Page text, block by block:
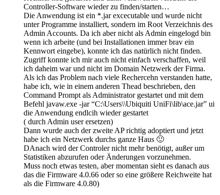
Controller-Software wieder zu finden/starten…
Die Anwendung ist ein *.jar excecutable und wurde nicht
unter Programme installiert, sondern im Root Verzeichnis des
Admin Accounts. Da ich aber nicht als Admin eingelogd bin
wenn ich arbeite (und bei Installationen immer brav ein
Kennwort eingebe), konnte ich das natürlich nicht finden.
Zugriff konnte ich mir auch nicht einfach verschaffen, weil
ich daheim war und nicht im Domain Netzwerk der Firma.
Als ich das Problem nach viele Rechercehn verstanden hatte,
habe ich, wie in einem anderen Thead beschrieben, den
Command Prompt als Administrator gestartet und mit dem
Befehl javaw.exe -jar “C:\Users\\Ubiquiti UniFi\lib\ace.jar” ui
die Anwendung endlcih wieder gestartet
( durch Admin user ersetzen)
Dann wurde auch der zweite AP richtig adoptiert und jetzt
habe ich ein Netzwerk durchs ganze Haus 🙂
DAnach wird der Controler nicht mehr benötigt, außer um
Statistiken abzurufen oder Änderungen vorzunehmen.
Muss noch etwas testen, aber momentan sieht es danach aus
das die Firmware 4.0.66 oder so eine größere Reichweite hat
als die Firmware 4.0.80)